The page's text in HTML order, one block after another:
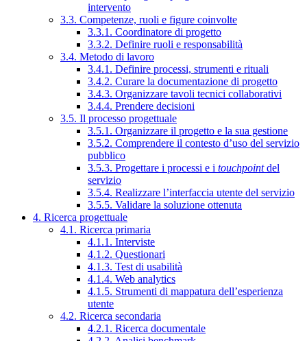
intervento
3.3. Competenze, ruoli e figure coinvolte
3.3.1. Coordinatore di progetto
3.3.2. Definire ruoli e responsabilità
3.4. Metodo di lavoro
3.4.1. Definire processi, strumenti e rituali
3.4.2. Curare la documentazione di progetto
3.4.3. Organizzare tavoli tecnici collaborativi
3.4.4. Prendere decisioni
3.5. Il processo progettuale
3.5.1. Organizzare il progetto e la sua gestione
3.5.2. Comprendere il contesto d’uso del servizio
pubblico
3.5.3. Progettare i processi e i touchpointdel
servizio
3.5.4. Realizzare l’interfaccia utente del servizio
3.5.5. Validare la soluzione ottenuta
4. Ricerca progettuale
4.1. Ricerca primaria
4.1.1. Interviste
4.1.2. Questionari
4.1.3. Test di usabilità
4.1.4. Web analytics
4.1.5. Strumenti di mappatura dell’esperienza
utente
4.2. Ricerca secondaria
4.2.1. Ricerca documentale